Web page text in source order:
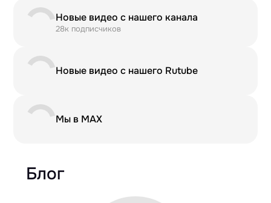
Новые видео с нашего канала
28к подписчиков
Новые видео с нашего Rutube
Мы в MAX
Блог